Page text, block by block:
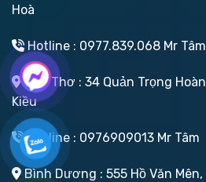
Hoà
Hotline : 0977.839.068 Mr Tâm
Cần Thơ : 34 Quản Trọng
Kiều
Hotline : 0976909013 Mr Tâm
Bình Dương : 555 Hồ Văn